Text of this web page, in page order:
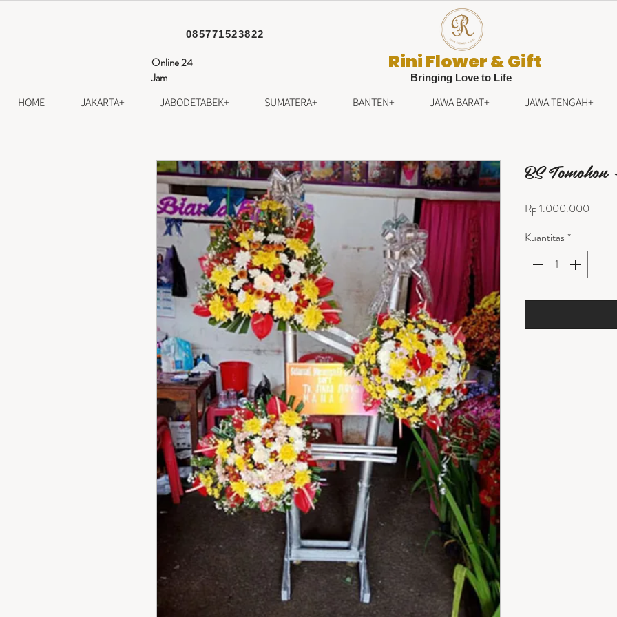
085771523822
Online 24
Jam
Rini Flower & Gift
Bringing Love to Life
HOME JAKARTA+ JABODETABEK+ SUMATERA+ BANTEN+ JAWA BARAT+ JAWA TENGAH+
BS
Rp 1.000.000
Kuantitas*